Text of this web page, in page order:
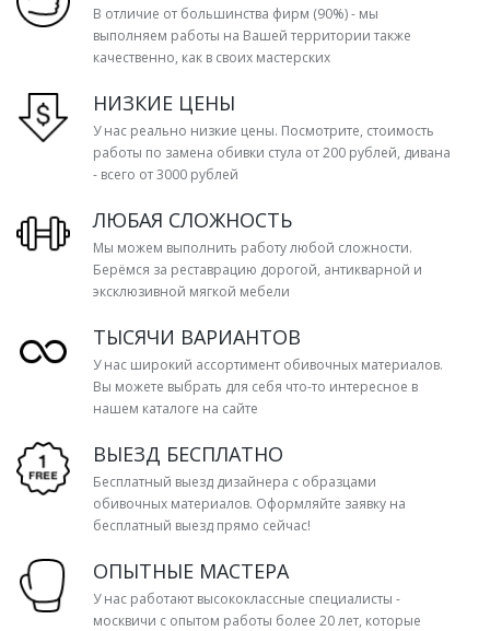
В отличие от большинства фирм (90%) - мы
выполняем работы на Вашей территории также
качественно, как в своих мастерских
НИЗКИЕ ЦЕНЫ
У нас реально низкие цены. Посмотрите, стоимость
работы по замена обивки стула от 200 рублей, дивана
- всего от 3000 рублей
ЛЮБАЯ СЛОЖНОСТЬ
Мы можем выполнить работу любой сложности.
Берёмся за реставрацию дорогой, антикварной и
эксклюзивной мягкой мебели
ТЫСЯЧИ ВАРИАНТОВ
У нас широкий ассортимент обивочных материалов.
Вы можете выбрать для себя что-то интересное в
нашем каталоге на сайте
ВЫЕЗД БЕСПЛАТНО
Бесплатный выезд дизайнера с образцами
обивочных материалов. Оформляйте заявку на
бесплатный выезд прямо сейчас!
ОПЫТНЫЕ МАСТЕРА
У нас работают высококлассные специалисты -
москвичи с опытом работы более 20 лет, которые